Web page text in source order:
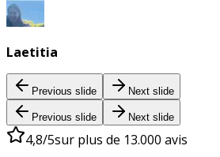
Laetitia
Previous slide Next slide
Previous slide Next slide
4,8/5sur plus de 13.000 avis